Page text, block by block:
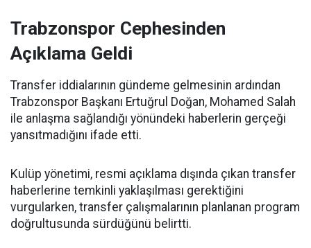
Trabzonspor Cephesinden
Açıklama Geldi
Transfer iddialarının gündeme gelmesinin ardından
Trabzonspor Başkanı Ertuğrul Doğan, Mohamed Salah
ile anlaşma sağlandığı yönündeki haberlerin gerçeği
yansıtmadığını ifade etti.
Kulüp yönetimi, resmi açıklama dışında çıkan transfer
haberlerine temkinli yaklaşılması gerektiğini
vurgularken, transfer çalışmalarının planlanan program
doğrultusunda sürdüğünü belirtti.